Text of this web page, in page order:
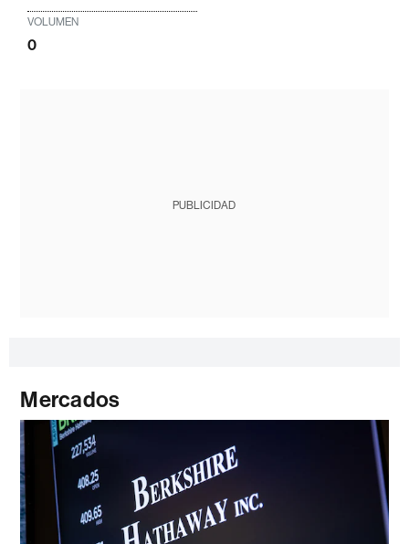
VOLUMEN
0
PUBLICIDAD
Mercados